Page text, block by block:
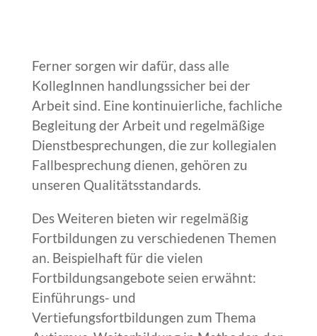
Ferner sorgen wir dafür, dass alle
KollegInnen handlungssicher bei der
Arbeit sind. Eine kontinuierliche, fachliche
Begleitung der Arbeit und regelmäßige
Dienstbesprechungen, die zur kollegialen
Fallbesprechung dienen, gehören zu
unseren Qualitätsstandards.
Des Weiteren bieten wir regelmäßig
Fortbildungen zu verschiedenen Themen
an. Beispielhaft für die vielen
Fortbildungsangebote seien erwähnt:
Einführungs- und
Vertiefungsfortbildungen zum Thema